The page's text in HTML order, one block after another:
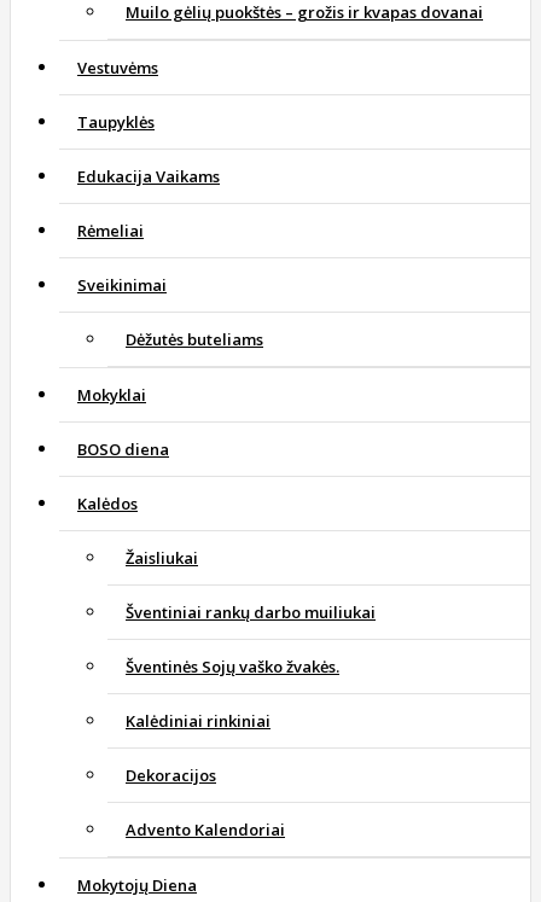
Muilo gėlių puokštės – grožis ir kvapas dovanai
Vestuvėms
Taupyklės
Edukacija Vaikams
Rėmeliai
Sveikinimai
Dėžutės buteliams
Mokyklai
BOSO diena
Kalėdos
Žaisliukai
Šventiniai rankų darbo muiliukai
Šventinės Sojų vaško žvakės.
Kalėdiniai rinkiniai
Dekoracijos
Advento Kalendoriai
Mokytojų Diena